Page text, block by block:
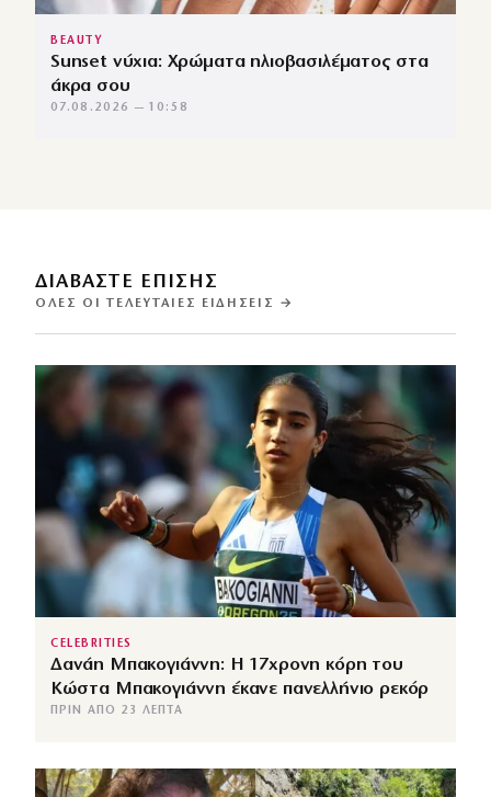
BEAUTY
Sunset νύχια: Χρώματα ηλιοβασιλέματος στα
άκρα σου
07.08.2026 — 10:58
ΔΙΑΒΑΣΤΕ ΕΠΙΣΗΣ
ΌΛΕΣ ΟΙ ΤΕΛΕΥΤΑΊΕΣ ΕΙΔΉΣΕΙΣ →
CELEBRITIES
Δανάη Μπακογιάννη: Η 17χρονη κόρη του
Κώστα Μπακογιάννη έκανε πανελλήνιο ρεκόρ
ΠΡΙΝ ΑΠΌ 23 ΛΕΠΤΆ